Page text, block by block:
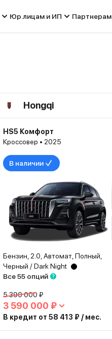
Юр.лицам и ИП Партнерам
Hongqi
HS5 Комфорт
Кроссовер • 2025
В наличии
Бензин, 2.0, Автомат, Полный,
Черный / Dark Night
Все 55 опций
5 390 000 ₽
3 590 000 ₽
В кредит от 58 413 ₽ / мес.